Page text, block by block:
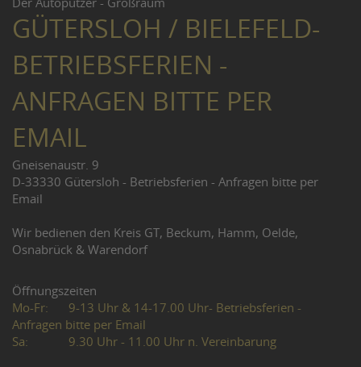
Der Autoputzer - Großraum
GÜTERSLOH / BIELEFELD-
BETRIEBSFERIEN -
ANFRAGEN BITTE PER
EMAIL
Gneisenaustr. 9
D-33330 Gütersloh - Betriebsferien - Anfragen bitte per
Email
Wir bedienen den Kreis GT, Beckum, Hamm, Oelde,
Osnabrück & Warendorf
Öffnungszeiten
Mo-Fr:
9-13 Uhr & 14-17.00 Uhr- Betriebsferien -
Anfragen bitte per Email
Sa:
9.30 Uhr - 11.00 Uhr n. Vereinbarung